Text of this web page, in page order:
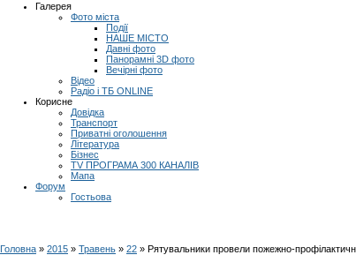
Галерея
Фото міста
Події
НАШЕ МІСТО
Давні фото
Панорамні 3D фото
Вечірні фото
Відео
Радіо і ТБ ONLINE
Корисне
Довідка
Транспорт
Приватні оголошення
Література
Бізнес
TV ПРОГРАМА 300 КАНАЛІВ
Мапа
Форум
Гостьова
Головна » 2015 » Травень » 22 » Рятувальники провели пожежно-